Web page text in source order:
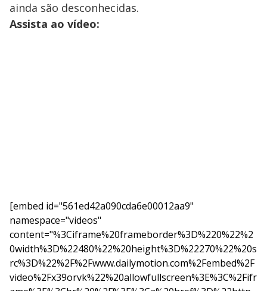
ainda são desconhecidas.
Assista ao vídeo:
[embed id="561ed42a090cda6e00012aa9"
namespace="videos"
content="%3Ciframe%20frameborder%3D%220%22%2
0width%3D%22480%22%20height%3D%22270%22%20s
rc%3D%22%2F%2Fwww.dailymotion.com%2Fembed%2F
video%2Fx39orvk%22%20allowfullscreen%3E%3C%2Fifr